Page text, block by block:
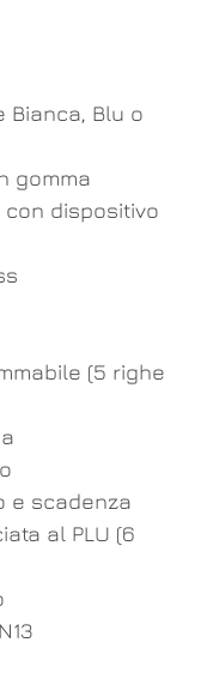
Bianca, Blu o
gomma
con dispositivo
(5 righe
e scadenza
al PLU (6